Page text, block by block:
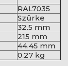
RAL7035
Szürke
32.5 mm
215 mm
44.45 mm
0.27 kg